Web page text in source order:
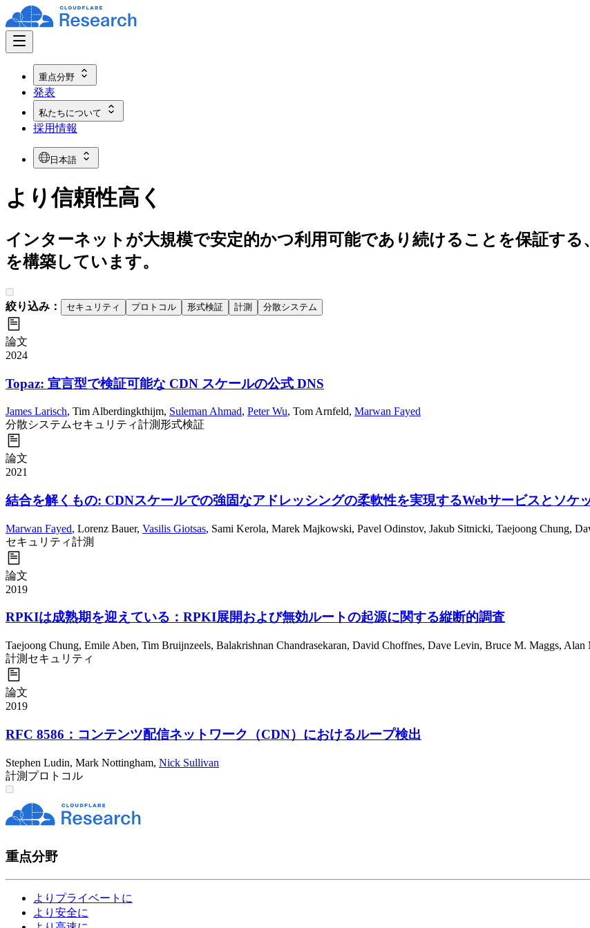
重点分野
発表
私たちについて
採用情報
日本語
より信頼性高く
インターネットが大規模で安定的かつ利用可能であり続けることを保証す
を構築しています。
絞り込み： セキュリティ プロトコル 形式検証 計測 分散システム
論文
2024
Topaz: 宣言型で検証可能な CDN スケールの公式 DNS
James Larisch, Tim Alberdingkthijm, Suleman Ahmad, Peter Wu, Tom Arnfeld, Marwan Fayed
分散システムセキュリティ計測形式検証
論文
2021
結合を解くもの: CDNスケールでの強固なアドレッシングの柔軟性を実現するWebサービスとソケ
Marwan Fayed, Lorenz Bauer, Vasilis Giotsas, Sami Kerola, Marek Majkowski, Pavel Odinstov, Jakub Sitnicki, Taejoong Chung,
セキュリティ計測
論文
2019
RPKIは成熟期を迎えている：RPKI展開および無効ルートの起源に関する縦断的調査
Taejoong Chung, Emile Aben, Tim Bruijnzeels, Balakrishnan Chandrasekaran, David Choffnes, Dave Levin, Bruce M. Maggs, Alan
計測 セキュリティ
論文
2019
RFC 8586：コンテンツ配信ネットワーク（CDN）におけるループ検出
Stephen Ludin, Mark Nottingham, Nick Sullivan
計測 プロトコル
重点分野
よりプライベートに
より安全に